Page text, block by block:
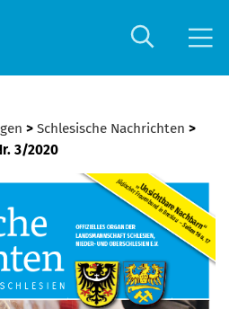
> Schlesische Nachrichten >
3/2020